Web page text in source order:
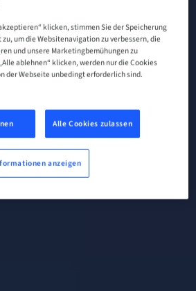
klicken, stimmen Sie der Speicherung
um die Websitenavigation zu verbessern, die
und unsere Marketingbemühungen zu
ablehnen“ klicken, werden nur die Cookies
der Webseite unbedingt erforderlich sind.
Alle Cookies zulassen
anzeigen